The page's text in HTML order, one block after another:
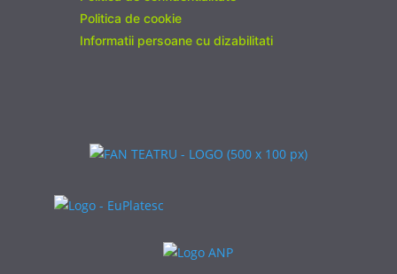
Politica de cookie
Informatii persoane cu dizabilitati